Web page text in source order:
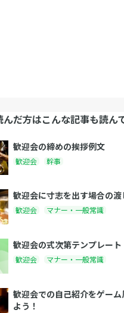
んだ方はこんな記事も読ん
歓迎会の締めの挨拶例文
歓迎会 幹事
歓迎会に寸志を出す場合の渡
歓迎会 マナー・一般常識
歓迎会の式次第テンプレート
歓迎会 マナー・一般常識
歓迎会での自己紹介をゲー
よう！